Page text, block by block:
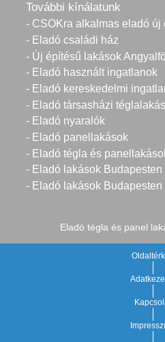
További kínálatunk
- CSOKra alkalmas eladó új
- Eladó családi ház
- Új építésű lakások
- Eladó használt ingatlanok
- Eladó kereskedelmi
- Eladó társasházi
- Eladó nyaralók
- Eladó panellakások
- Eladó tégla és
- Eladó lakások
- Eladó lakások
Eladó tégla és panel